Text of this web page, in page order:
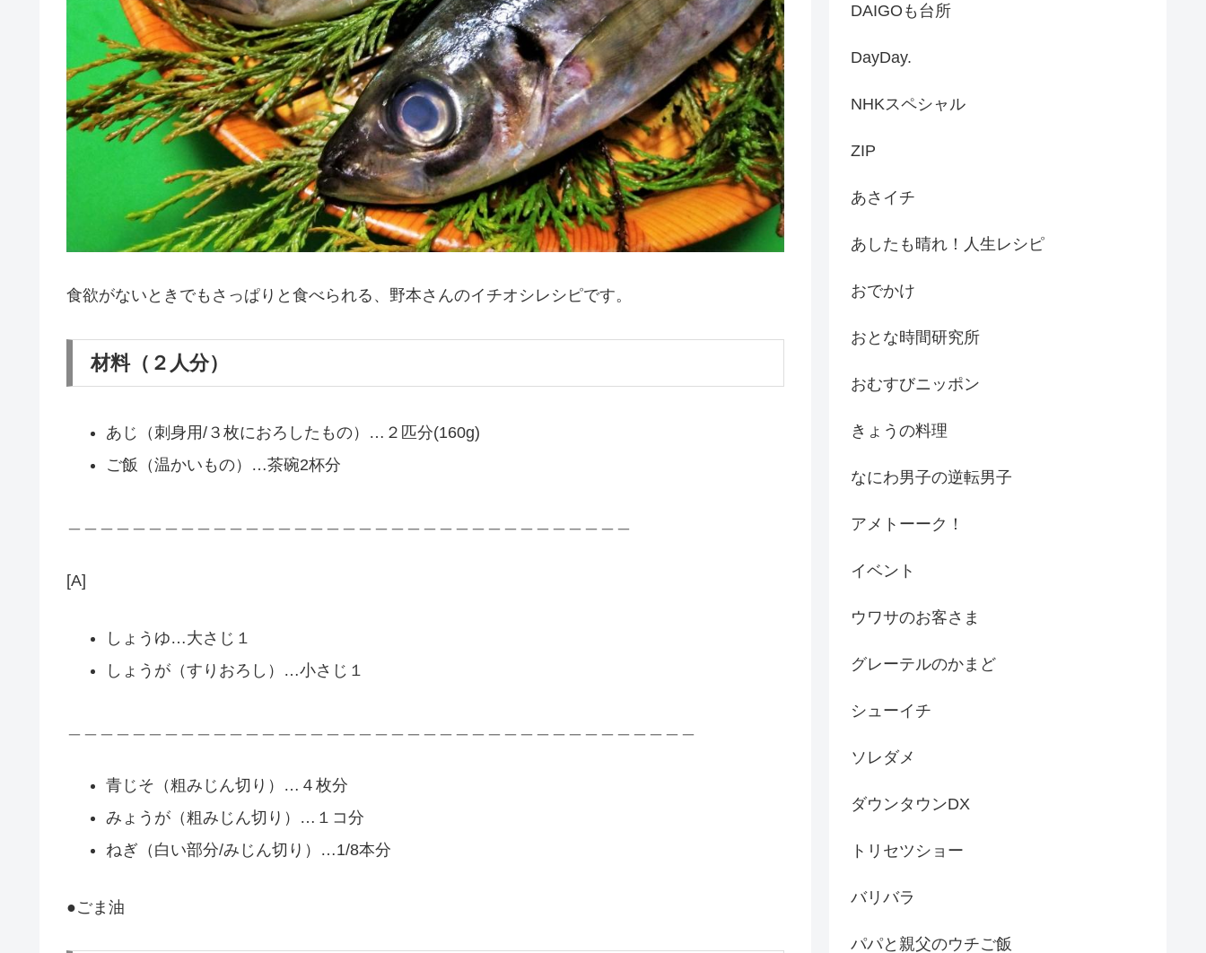
食欲がないときでもさっぱりと食べられる、野本さんのイチオシレシピです。
材料（２人分）
あじ（刺身用/３枚におろしたもの）…２匹分(160g)
ご飯（温かいもの）…茶碗2杯分
[A]
しょうゆ…大さじ１
しょうが（すりおろし）…小さじ１
青じそ（粗みじん切り）…４枚分
みょうが（粗みじん切り）…１コ分
ねぎ（白い部分/みじん切り）…1/8本分
●ごま油
DAIGOも台所
DayDay.
NHKスペシャル
ZIP
あさイチ
あしたも晴れ！人生レシピ
おでかけ
おとな時間研究所
おむすびニッポン
きょうの料理
なにわ男子の逆転男子
アメトーーク！
イベント
ウワサのお客さま
グレーテルのかまど
シューイチ
ソレダメ
ダウンタウンDX
トリセツショー
バリバラ
パパと親父のウチご飯